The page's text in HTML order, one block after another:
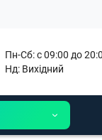
Пн-Сб: с 09:00 до
Нд: Вихідний